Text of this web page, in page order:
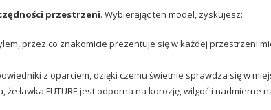
przestrzeni. Wybierając ten model, zyskujesz:
przez co znakomicie prezentuje się w każdej przestrzeni
z oparciem, dzięki czemu świetnie sprawdza się w
ławka FUTURE jest odporna na korozję, wilgoć i nadmierne